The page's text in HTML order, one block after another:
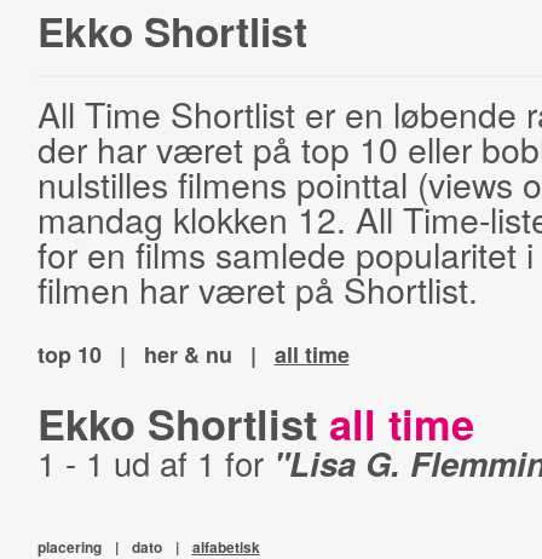
Ekko Shortlist
All Time Shortlist er en løbende
der har været på top 10 eller
nulstilles filmens pointtal (views
mandag klokken 12. All Time-
for en films samlede popularitet
filmen har været på Shortlist.
top 10 | her & nu | all time
Ekko Shortlist all time
1 - 1 ud af 1 for "Lisa G.
placering | dato | alfabetisk